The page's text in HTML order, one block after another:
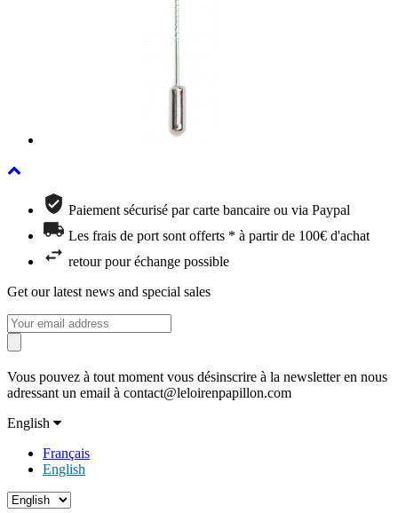
Paiement sécurisé par carte bancaire ou via Paypal
Les frais de port sont offerts * à partir de 100€ d'achat
retour pour échange possible
Get our latest news and special sales
Vous pouvez à tout moment vous désinscrire à la newsletter en nous
adressant un email à contact@leloirenpapillon.com
English
Français
English